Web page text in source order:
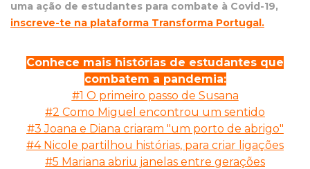
uma ação de estudantes para combate à Covid-19,
inscreve-te na plataforma Transforma Portugal.
Conhece mais histórias de estudantes que
combatem a pandemia:
#1 O primeiro passo de Susana
#2 Como Miguel encontrou um sentido
#3Joana e Diana criaram "um porto de abrigo"
#4 Nicole partilhou histórias, para criar ligações
#5 Mariana abriu janelas entre gerações